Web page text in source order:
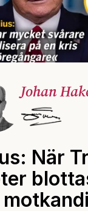
Johan
När